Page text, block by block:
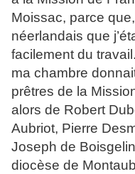
Moissac, parce
néerlandais que
facilement du
ma chambre
prêtres de la
alors de Robert
Aubriot, Pierre
Joseph de
diocèse de